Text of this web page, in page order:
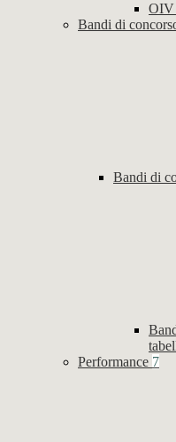
OIV
Bandi di
Bandi di
Performance 7